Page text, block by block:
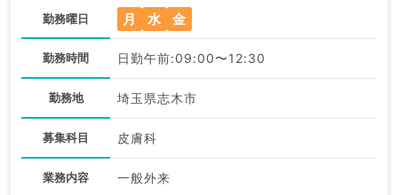
勤務曜日 月 水 金
勤務時間 日勤午前:09:00〜12:30
勤務地 埼玉県志木市
募集科目 皮膚科
業務内容 一般外来